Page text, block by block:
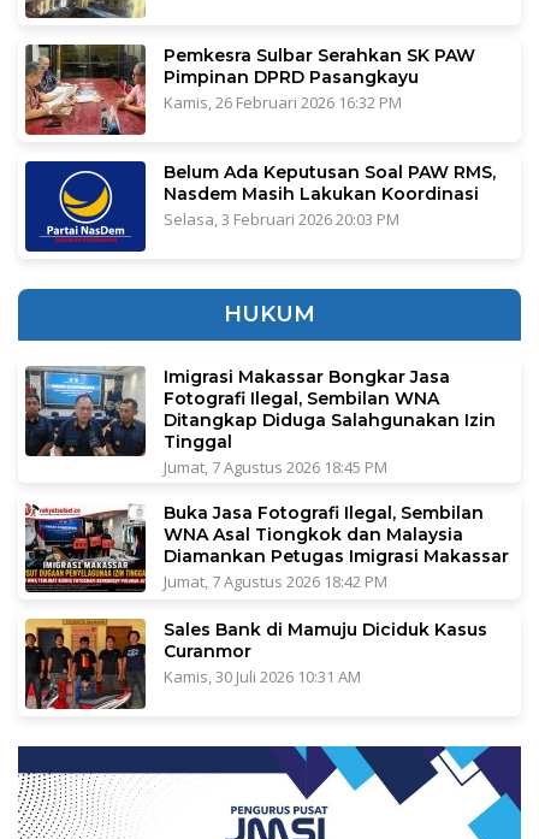
Pemkesra Sulbar Serahkan SK PAW
Pimpinan DPRD Pasangkayu
Kamis, 26 Februari 2026 16:32 PM
Belum Ada Keputusan Soal PAW RMS,
Nasdem Masih Lakukan Koordinasi
Selasa, 3 Februari 2026 20:03 PM
HUKUM
Imigrasi Makassar Bongkar Jasa
Fotografi Ilegal, Sembilan WNA
Ditangkap Diduga Salahgunakan Izin
Tinggal
Jumat, 7 Agustus 2026 18:45 PM
Buka Jasa Fotografi Ilegal, Sembilan
WNA Asal Tiongkok dan Malaysia
Diamankan Petugas Imigrasi Makassar
Jumat, 7 Agustus 2026 18:42 PM
Sales Bank di Mamuju Diciduk Kasus
Curanmor
Kamis, 30 Juli 2026 10:31 AM